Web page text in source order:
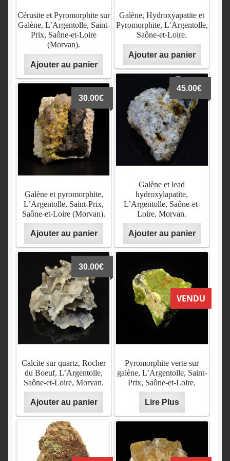
Cérusite et Pyromorphite sur
Galène, L’Argentolle, Saint-
Prix, Saône-et-Loire
(Morvan).
Ajouter au panier
Galène, Hydroxyapatite et
Pyromorphite, L’Argentolle,
Saône-et-Loire.
Ajouter au panier
Galène et lead
hydroxylapatite,
L’Argentolle, Saône-et-
Loire, Morvan.
45.00€
Ajouter au panier
Galène et pyromorphite,
L’Argentolle, Saint-Prix,
Saône-et-Loire (Morvan).
30.00€
Ajouter au panier
Calcite sur quartz, Rocher
du Boeuf, L’Argentolle,
Saône-et-Loire, Morvan.
30.00€
Ajouter au panier
VENDU
Pyromorphite verte sur
galène, L’Argentolle, Saint-
Prix, Saône-et-Loire.
Lire Plus
Lire Plus
Lire Plus VENDU
Galène, Pyromorphite et
Cérusite, L’Argentolle,
Saint-Prix, Saône-et-Loire,
Morvan.
Lire Plus
VENDU
Lot de minéraux du
Morvan, Voltennes,
l’Argentolle, etc.
Lire PlusVENDU
Quartz hématoïde,
L’Argentolle, Saint-Prix,
Saône-et-Loire, Morvan.
Lire Plus
VENDU
Minium, mine des Molérats,
Saint-Prix, Saône-et-Loire.
Lire Plus
VENDU
Quartz hématoïde, Fluorite,
L’Argentolle, Saône-et-
Lire Plus
VENDU
Cristal de galène, Quartz et
Pyromorphite, L’Argentolle,
Saône-et-Loire.
Pyromorphite et fluorite sur
Lire Plus
VENDU
Pyromorphite et fluorite sur
galène, L’Argentolle,
Saône-et-Loire.